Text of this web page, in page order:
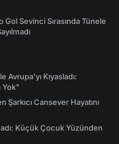
Sevinci Sırasında Tünele
Avrupa'yı Kıyasladı:
Yok"
Cansever Hayatını
Küçük Çocuk Yüzünden